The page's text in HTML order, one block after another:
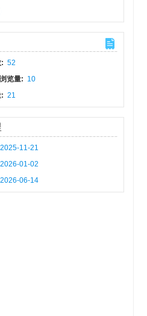
52
览量: 10
21
2025-11-21
2026-01-02
2026-06-14